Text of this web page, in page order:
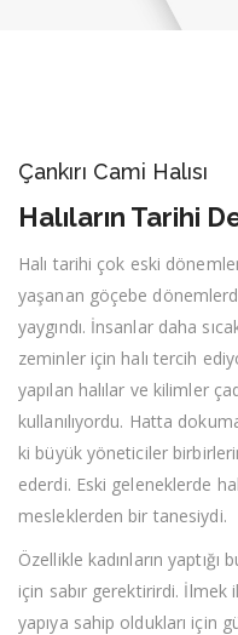
Çankırı Cami Halısı
Halıların Tarihi
Halı tarihi çok eski
yaşanan göçebe
yaygındı. İnsanlar daha
zeminler için halı tercih
yapılan halılar ve kilimler
kullanılıyordu. Hatta
ki büyük yöneticiler
ederdi. Eski geleneklerde
mesleklerden bir tanesiydi.
Özellikle kadınların
için sabır gerektirirdi. İlmek
yapıya sahip oldukları için